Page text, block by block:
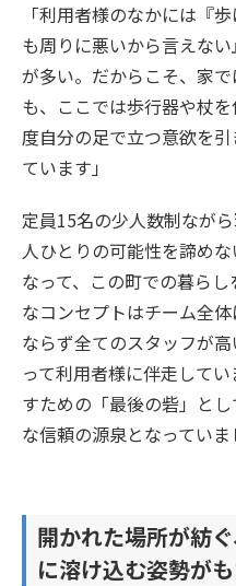
「利用者様のなかには『
も周りに悪いから言えな
が多い。だからこそ、家
も、ここでは歩行器や杖
度自分の足で立つ意欲を
ています」
定員15名の少人数制なが
人ひとりの可能性を諦め
なって、この町での暮ら
なコンセプトはチーム全
ならず全てのスタッフが
って利用者様に伴走して
すための「最後の砦」と
な信頼の源泉となっていま
開かれた場所が紡
に溶け込む姿勢が